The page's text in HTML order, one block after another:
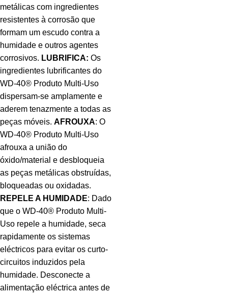
metálicas com ingredientes
resistentes à corrosão que
formam um escudo contra a
humidade e outros agentes
corrosivos. LUBRIFICA: Os
ingredientes lubrificantes do
WD-40® Produto Multi-Uso
dispersam-se amplamente e
aderem tenazmente a todas as
peças móveis. AFROUXA: O
WD-40® Produto Multi-Uso
afrouxa a união do
óxido/material e desbloqueia
as peças metálicas obstruídas,
bloqueadas ou oxidadas.
REPELE A HUMIDADE: Dado
que o WD-40® Produto Multi-
Uso repele a humidade, seca
rapidamente os sistemas
eléctricos para evitar os curto-
circuitos induzidos pela
humidade. Desconecte a
alimentação eléctrica antes de